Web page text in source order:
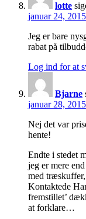
lotte
januar 24,
Jeg er bare
rabat på
Log ind for at
Bjarne
januar 28,
Nej det var
hente!
Endte i stedet
jeg er mere
med
Kontaktede
fremstillet’
at forklare…